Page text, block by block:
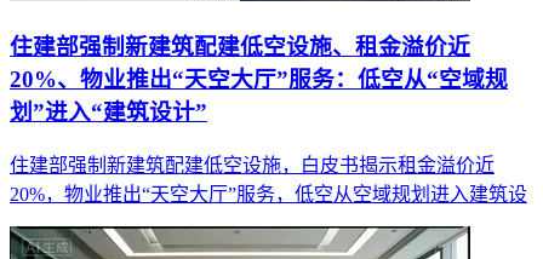
住建部强制新建筑配建低空设施、租金溢价近
20%、物业推出“天空大厅”服务：低空从“空域规
划”进入“建筑设计”
住建部强制新建筑配建低空设施，白皮书揭示租金溢价近
20%，物业推出“天空大厅”服务，低空从空域规划进入建筑设